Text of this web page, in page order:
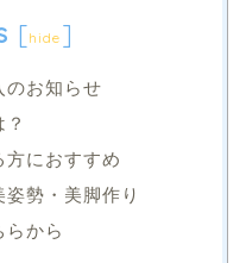
[hide ]
のお知らせ
におすすめ
勢・美脚作り
から